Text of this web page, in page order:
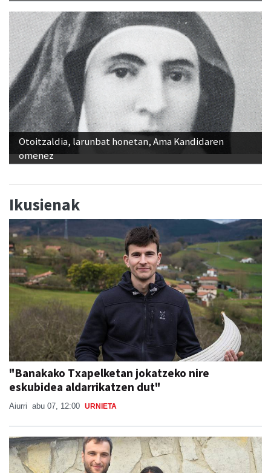
Otoitzaldia, larunbat honetan, Ama Kandidaren
omenez
Ikusienak
"Banakako Txapelketan jokatzeko nire
eskubidea aldarrikatzen dut"
Aiurri abu 07, 12:00 URNIETA